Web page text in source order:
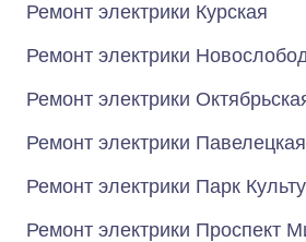
Ремонт электрики Курская
Ремонт электрики
Ремонт электрики
Ремонт электрики Павелецкая
Ремонт электрики Парк
Ремонт электрики Проспект